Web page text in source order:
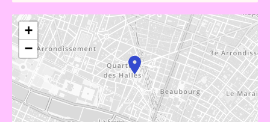
+
−